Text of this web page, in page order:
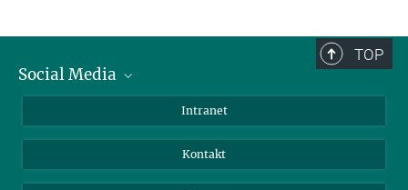
TOP
Social Media
LinkedIn
Intranet
Kontakt